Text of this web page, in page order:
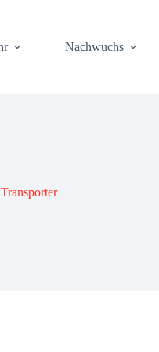
Nach­wuchs